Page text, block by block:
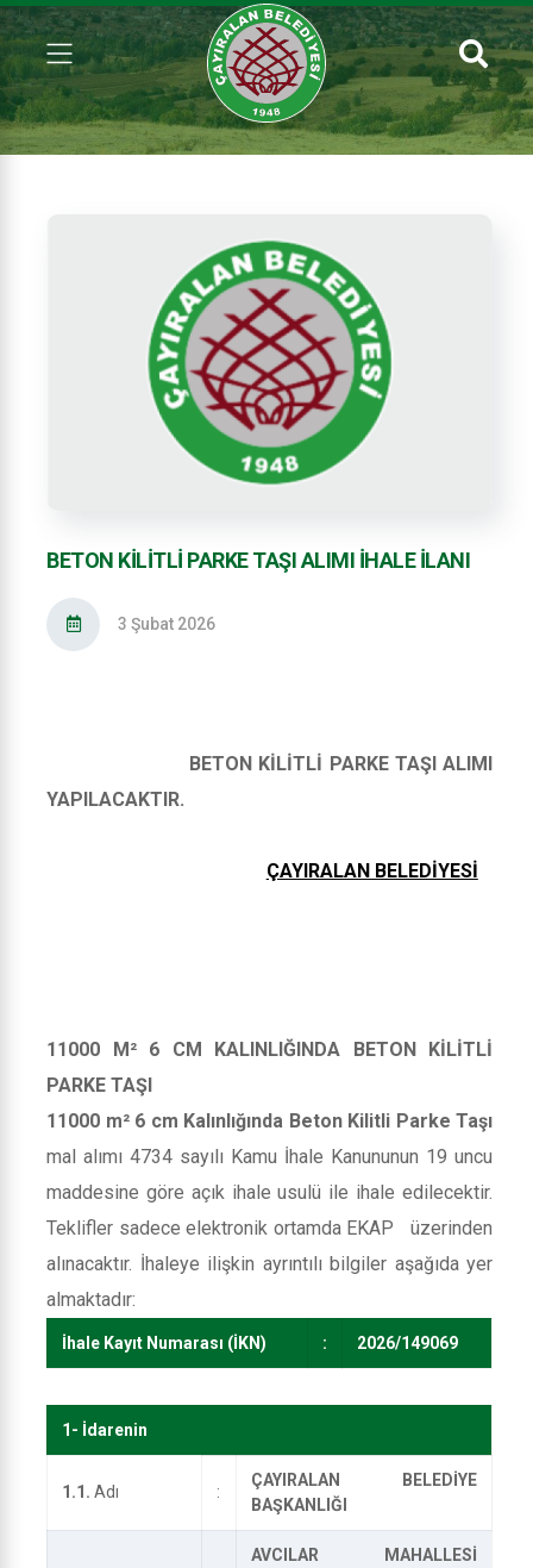
BETON KİLİTLİ PARKE TAŞI ALIMI İHALE İLANI
3 Şubat 2026
BETON KİLİTLİ PARKE TAŞI ALIMI
YAPILACAKTIR.
ÇAYIRALAN BELEDİYESİ
11000 M² 6 CM KALINLIĞINDA BETON KİLİTLİ
PARKE TAŞI
11000 m² 6 cm Kalınlığında Beton Kilitli Parke Taşı
mal alımı 4734 sayılı Kamu İhale Kanununun 19 uncu
maddesine göre açık ihale usulü ile ihale edilecektir.
Teklifler sadece elektronik ortamda EKAP üzerinden
alınacaktır. İhaleye ilişkin ayrıntılı bilgiler aşağıda yer
almaktadır:
İhale Kayıt Numarası (İKN) : 2026/149069
1- İdarenin
1.1. Adı :
ÇAYIRALAN BELEDİYE
BAŞKANLIĞI
AVCILAR MAHALLESİ